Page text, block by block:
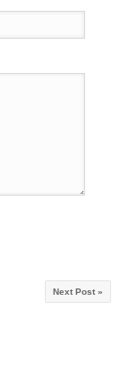
Next Post »